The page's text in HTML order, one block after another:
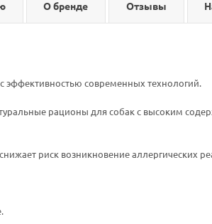
О бренде Отзывы
эффективностью современных технологий.
рационы для собак с высоким
риск возникновение аллергических